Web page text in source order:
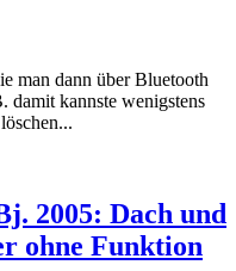
man dann über Bluetooth
damit kannste wenigstens
2005: Dach und
ohne Funktion